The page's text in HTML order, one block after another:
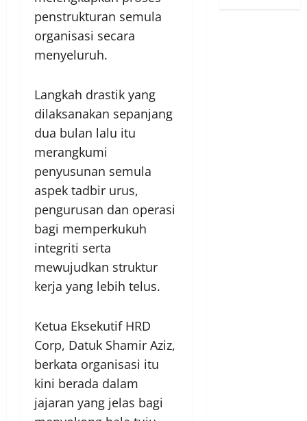
penstrukturan semula
organisasi secara
menyeluruh.
Langkah drastik yang
dilaksanakan sepanjang
dua bulan lalu itu
merangkumi
penyusunan semula
aspek tadbir urus,
pengurusan dan operasi
bagi memperkukuh
integriti serta
mewujudkan struktur
kerja yang lebih telus.
Ketua Eksekutif HRD
Corp, Datuk Shamir Aziz,
berkata organisasi itu
kini berada dalam
jajaran yang jelas bagi